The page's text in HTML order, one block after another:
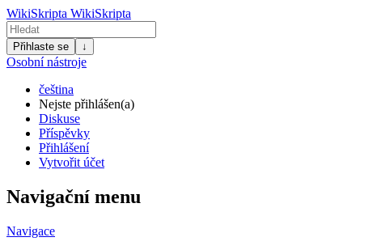
WikiSkripta WikiSkripta
Přihlaste se ↓
Osobní nástroje
čeština
Nejste přihlášen(a)
Diskuse
Příspěvky
Přihlášení
Vytvořit účet
Navigační menu
Navigace